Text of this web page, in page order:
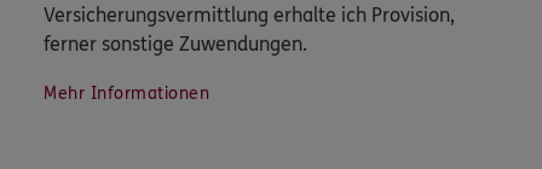
Versicherungsvermittlung erhalte ich Provision,
ferner sonstige Zuwendungen.
Mehr Informationen